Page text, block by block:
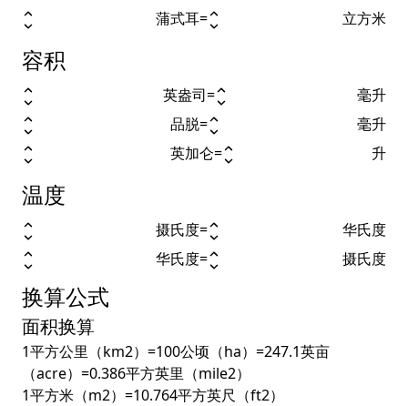
蒲式耳= 立方米
容积
英盎司=
毫升
品脱=
毫升
英加仑= 升
温度
摄氏度=
华氏度
华氏度= 摄氏度
换算公式
面积换算
1平方公里（km2）=100公顷（ha）=247.1英亩
（acre）=0.386平方英里（mile2）
1平方米（m2）=10.764平方英尺（ft2）